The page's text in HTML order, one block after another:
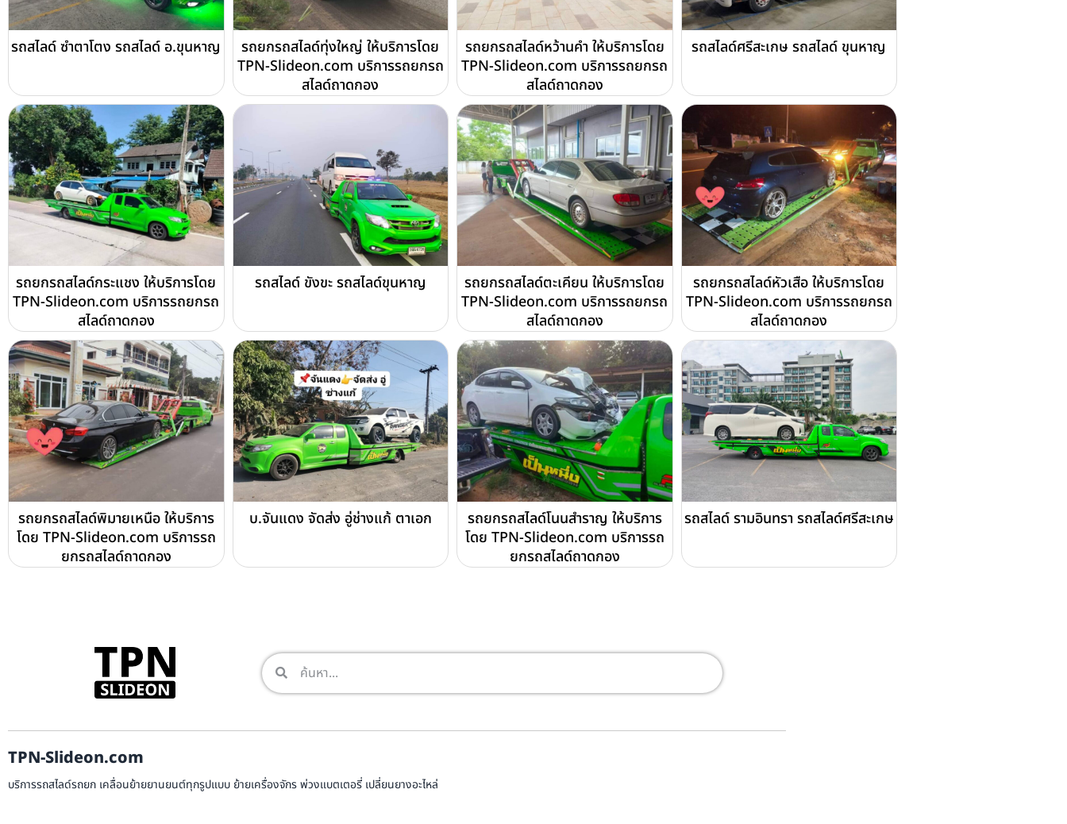
รถสไลด์ ซำตาโตง รถสไลด์ อ.ขุนหาญ
รถยกรถสไลด์ทุ่งใหญ่ ให้บริการโดย
TPN-Slideon.com บริการรถยกรถ
สไลด์ถาดกอง
รถยกรถสไลด์หว้านคำ ให้บริการโดย
TPN-Slideon.com บริการรถยกรถ
สไลด์ถาดกอง
รถสไลด์ศรีสะเกษ รถสไลด์ ขุนหาญ
รถยกรถสไลด์กระแชง ให้บริการโดย
TPN-Slideon.com บริการรถยกรถ
สไลด์ถาดกอง
รถสไลด์ ขังขะ รถสไลด์ขุนหาญ
รถยกรถสไลด์ตะเคียน ให้บริการโดย
TPN-Slideon.com บริการรถยกรถ
สไลด์ถาดกอง
รถยกรถสไลด์หัวเสือ ให้บริการโดย
TPN-Slideon.com บริการรถยกรถ
สไลด์ถาดกอง
รถยกรถสไลด์พิมายเหนือ ให้บริการ
โดย TPN-Slideon.com บริการรถ
ยกรถสไลด์ถาดกอง
บ.จันแดง จัดส่ง อู่ช่างแก้ ตาเอก
รถยกรถสไลด์โนนสำราญ ให้บริการ
โดย TPN-Slideon.com บริการรถ
ยกรถสไลด์ถาดกอง
รถสไลด์ รามอินทรา รถสไลด์ศรีสะเกษ
TPN-Slideon.com
บริการรถสไลด์รถยก เคลื่อนย้ายยานยนต์ทุกรูปแบบ ย้ายเครื่องจักร พ่วงแบตเตอรี่ เปลี่ยนยางอะไหล่